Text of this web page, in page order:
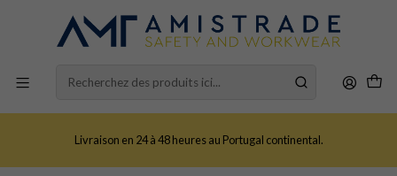
Livraison en 24 à 48 heures au Portugal continental.